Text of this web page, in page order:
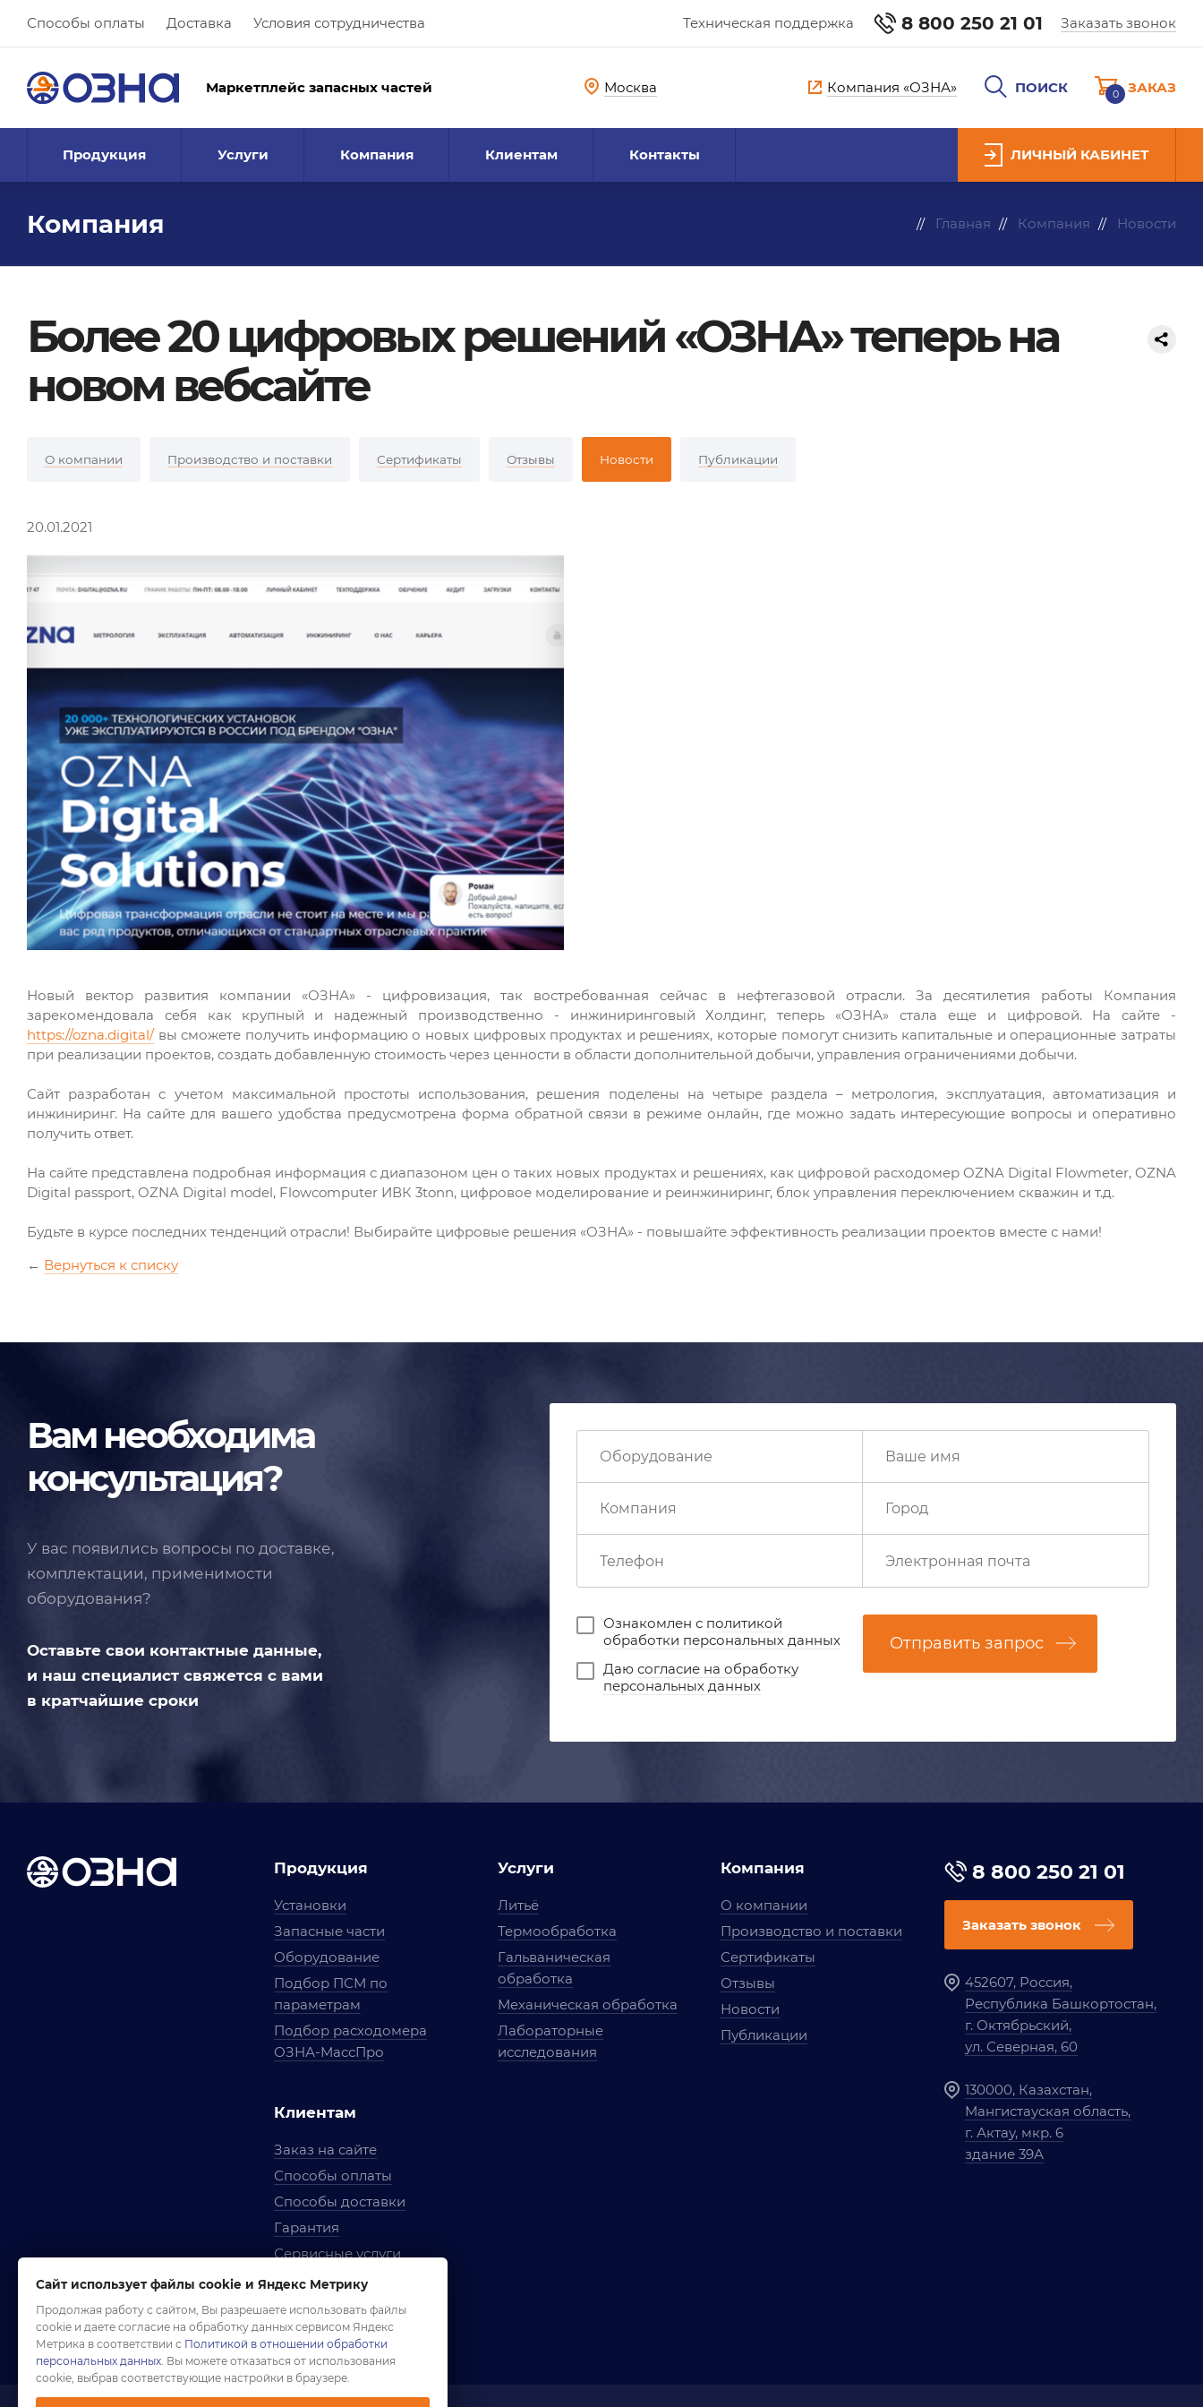
Способы оплаты Доставка Условия сотрудничества Техническая поддержка 8 800 250 21 01 Заказать звонок
Маркетплейс запасных частей Москва Компания «ОЗНА» ПОИСК 0 ЗАКАЗ
Продукция Услуги Компания Клиентам Контакты ЛИЧНЫЙ КАБИНЕТ
Компания Главная Компания Новости
Более 20 цифровых решений «ОЗНА» теперь на
новом вебсайте
О компании Производство и поставки Сертификаты Отзывы Новости Публикации
20.01.2021
Новый вектор развития компании «ОЗНА» - цифровизация, так востребованная сейчас в нефтегазовой отрасли. За десятилетия работы Компания
зарекомендовала себя как крупный и надежный производственно - инжиниринговый Холдинг, теперь «ОЗНА» стала еще и цифровой. На сайте -
https://ozna.digital/ вы сможете получить информацию о новых цифровых продуктах и решениях, которые помогут снизить капитальные и операционные затраты
при реализации проектов, создать добавленную стоимость через ценности в области дополнительной добычи, управления ограничениями добычи.
Сайт разработан с учетом максимальной простоты использования, решения поделены на четыре раздела – метрология, эксплуатация, автоматизация и
инжиниринг. На сайте для вашего удобства предусмотрена форма обратной связи в режиме онлайн, где можно задать интересующие вопросы и оперативно
получить ответ.
На сайте представлена подробная информация с диапазоном цен о таких новых продуктах и решениях, как цифровой расходомер OZNA Digital Flowmeter, OZNA
Digital passport, OZNA Digital model, Flowcomputer ИВК 3tonn, цифровое моделирование и реинжиниринг, блок управления переключением скважин и т.д.
Будьте в курсе последних тенденций отрасли! Выбирайте цифровые решения «ОЗНА» - повышайте эффективность реализации проектов вместе с нами!
← Вернуться к списку
Вам необходима
консультация?
У вас появились вопросы по доставке,
комплектации, применимости
оборудования?
Оставьте свои контактные данные,
и наш специалист свяжется с вами
в кратчайшие сроки
Ознакомлен с политикой
обработки персональных данных
Даю согласие на обработку
персональных данных
Отправить запрос
Продукция
Установки
Запасные части
Оборудование
Подбор ПСМ по
параметрам
Подбор расходомера
ОЗНА-МассПро
Клиентам
Заказ на сайте
Способы оплаты
Способы доставки
Гарантия
Сервисные услуги
Вопросы и ответы
Условия сотрудничества
Правила использования
Услуги
Литьё
Термообработка
Гальваническая
обработка
Механическая обработка
Лабораторные
исследования
Компания
О компании
Производство и поставки
Сертификаты
Отзывы
Новости
Публикации
8 800 250 21 01
Заказать звонок
452607, Россия,
Республика Башкортостан,
г. Октябрьский,
ул. Северная, 60
130000, Казахстан,
Мангистауская область,
г. Актау, мкр. 6
здание 39А
Сайт использует файлы cookie и Яндекс Метрику
Продолжая работу с сайтом, Вы разрешаете использовать файлы
cookie и даете согласие на обработку данных сервисом Яндекс
Метрика в соответствии с Политикой в отношении обработки
персональных данных. Вы можете отказаться от использования
cookie, выбрав соответствующие настройки в браузере.